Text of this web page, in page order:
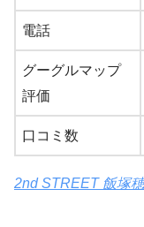
電話
グーグルマップ
評価
口コミ数
2nd STREET 飯塚